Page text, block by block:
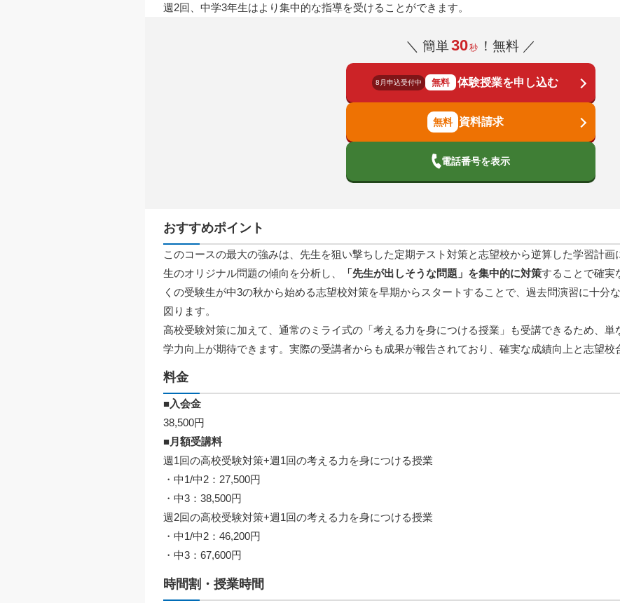
週2回、中学3年生はより集中的な指導を受けることができます。
＼ 簡単30秒 ！無料 ／
8月申込受付中 無料 体験授業を申し込む
資料請求
電話番号を表示
おすすめポイント
このコースの最大の強みは、先生を狙い撃ちした定期テスト対策と志望校から逆算した学習計
生のオリジナル問題の傾向を分析し、
「先生が出しそうな問題」を集中的に対策することで確実
くの受験生が中3の秋から始める志望校対策を早期からスタートすることで、過去問演習に十分
図ります。
高校受験対策に加えて、通常のミライ式の「考える力を身につける授業」も受講できるため、
学力向上が期待できます。実際の受講者からも成果が報告されており、確実な成績向上と志望校
料金
■入会金
38,500円
■月額受講料
週1回の高校受験対策+週1回の考える力を身につける授業
・中1/中2：27,500円
・中3：38,500円
週2回の高校受験対策+週1回の考える力を身につける授業
・中1/中2：46,200円
・中3：67,600円
時間割・授業時間